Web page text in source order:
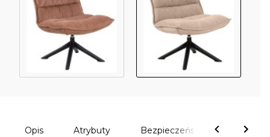
Opis Atrybuty Bezpieczeństwo